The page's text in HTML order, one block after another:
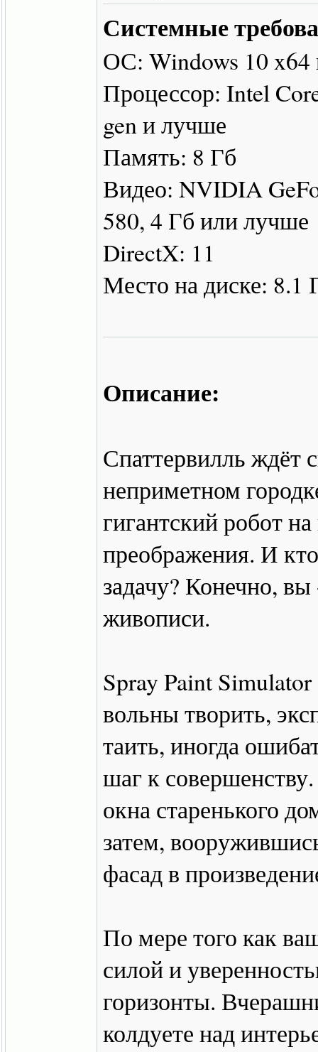
Системные
ОС: Windows 10
Процессор: Intel
gen и лучше
Память: 8 Гб
Видео: NVIDIA
580, 4 Гб или лучше
DirectX: 11
Место на диске: 8.1
Описание:
Спаттервилль ждёт
неприметном
гигантский робот
преображения. И
задачу? Конечно,
живописи.
Spray Paint Simulator
вольны творить,
таить, иногда
шаг к
окна старенького
затем,
фасад в
По мере того как
силой и
горизонты.
колдуете над